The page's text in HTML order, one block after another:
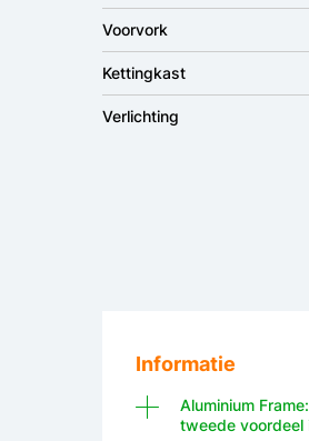
Voorvork
Kettingkast
Verlichting
Informatie
Aluminium
tweede voordeel